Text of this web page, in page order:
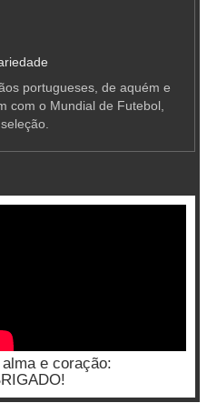
portugueses, de aquém e
com o Mundial de Futebol,
alma e coração: